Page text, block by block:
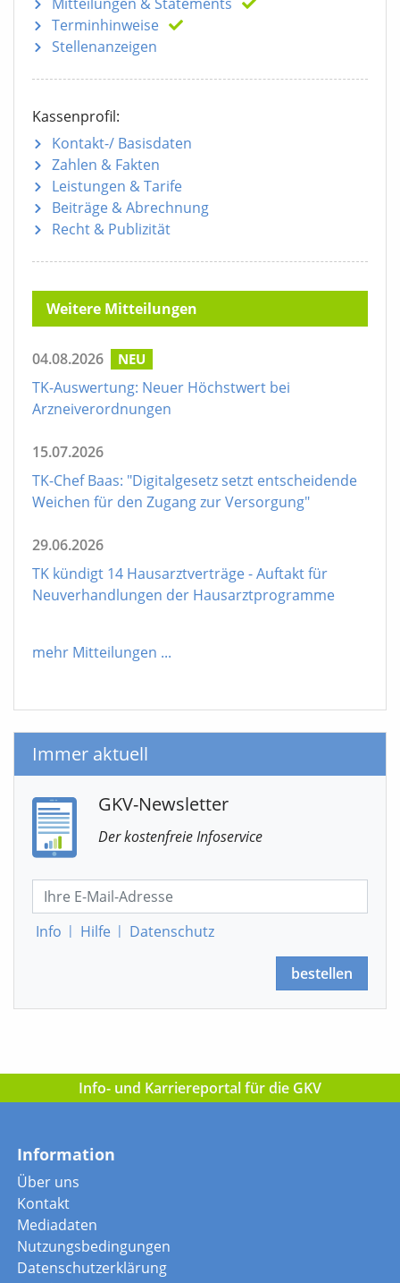
Terminhinweise
Stellenanzeigen
Kassenprofil:
Kontakt-/ Basisdaten
Zahlen & Fakten
Leistungen & Tarife
Beiträge & Abrechnung
Recht & Publizität
Weitere Mitteilungen
04.08.2026 NEU
TK-Auswertung: Neuer Höchstwert bei
Arzneiverordnungen
15.07.2026
TK-Chef Baas: "Digitalgesetz setzt entscheidende
Weichen für den Zugang zur Versorgung"
29.06.2026
TK kündigt 14 Hausarztverträge - Auftakt für
Neuverhandlungen der Hausarztprogramme
mehr Mitteilungen ...
Immer aktuell
GKV-Newsletter
Der kostenfreie Infoservice
Info | Hilfe | Datenschutz
bestellen
Info- und Karriereportal für die GKV
Information
Über uns
Kontakt
Mediadaten
Nutzungsbedingungen
Datenschutzerklärung